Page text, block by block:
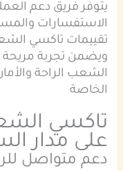
يتوفر فريق دعم
الاستفسارات
تقييمات تاكسي
ويضمن تجربة
الشعب الراحة
الخاصة
تاكسي
على مدار
دعم متواصل